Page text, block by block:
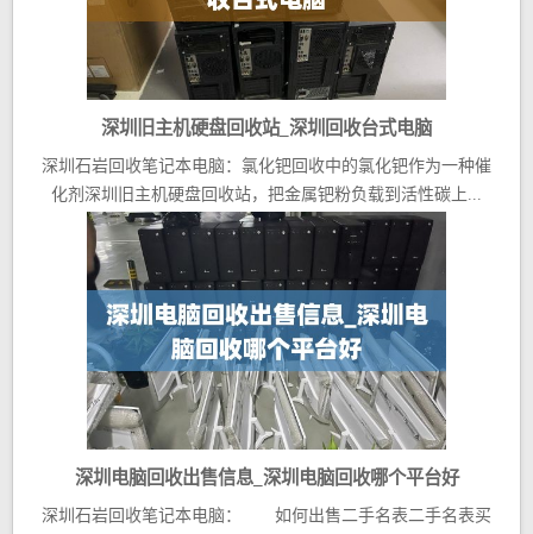
深圳旧主机硬盘回收站_深圳回收台式电脑
深圳石岩回收笔记本电脑：氯化钯回收中的氯化钯作为一种催
化剂深圳旧主机硬盘回收站，把金属钯粉负载到活性碳上...
深圳电脑回收出售信息_深圳电脑回收哪个平台好
深圳石岩回收笔记本电脑： 如何出售二手名表二手名表买